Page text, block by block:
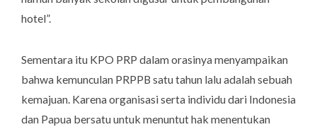
hotel”.
Sementara itu KPO PRP dalam orasinya menyampaikan
bahwa kemunculan PRPPB satu tahun lalu adalah sebuah
kemajuan. Karena organisasi serta individu dari Indonesia
dan Papua bersatu untuk menuntut hak menentukan